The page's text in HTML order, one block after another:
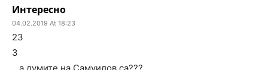
Интересно
04.02.2019 At 18:23
23
3